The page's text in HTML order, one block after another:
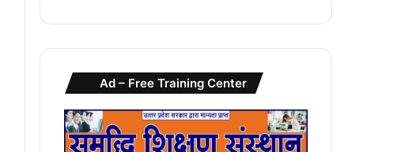
Ad – Free Training Center